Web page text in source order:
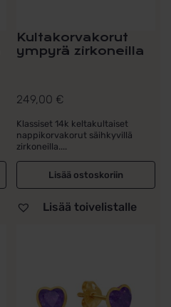
Kultakorvakorut
ympyrä zirkoneilla
249,00 €
Klassiset 14k keltakultaiset
nappikorvakorut säihkyvillä
zirkoneilla....
Lisää ostoskoriin
Lisää toivelistalle